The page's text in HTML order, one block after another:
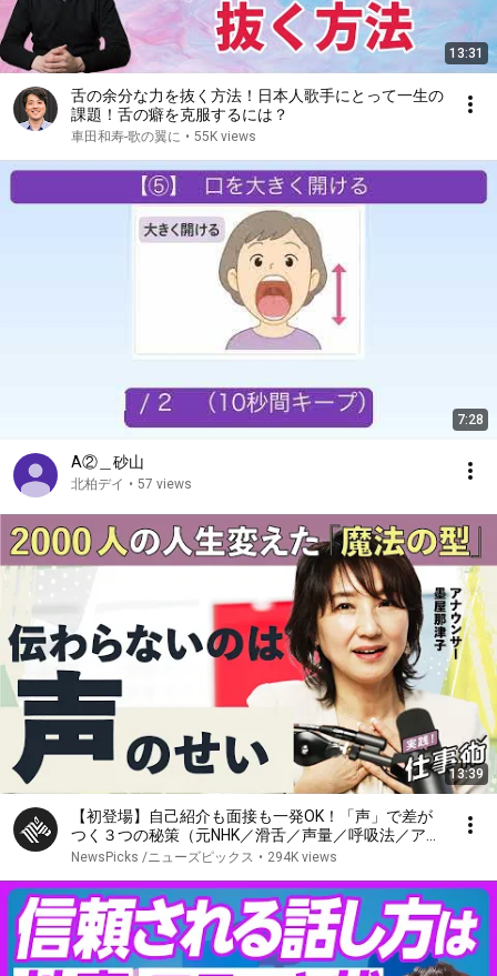
13:31
舌の余分な力を抜く方法！日本人歌手にとって一生の
課題！舌の癖を克服するには？
車田和寿-歌の翼に • 55K views
7:28
A②＿砂山
北柏デイ • 57 views
13:39
【初登場】自己紹介も面接も一発OK！「声」で差が
つく３つの秘策（元NHK／滑舌／声量／呼吸法／アナ
ウンサー／あなたの話が「伝わらない」のは声のせい
NewsPicks /ニューズピックス • 294K views